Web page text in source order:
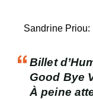
Sandrine Priou:
Billet
Good Bye
À peine